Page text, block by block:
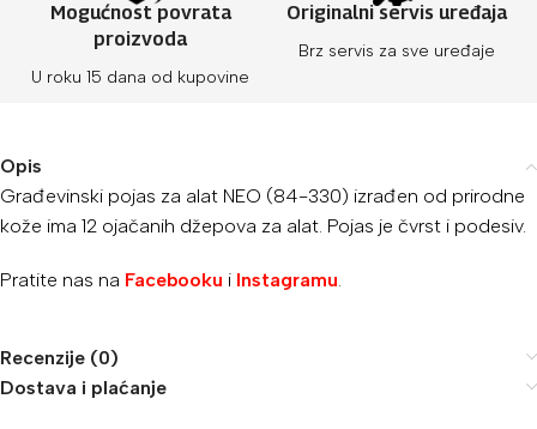
Mogućnost povrata
proizvoda
U roku 15 dana od kupovine
Originalni servis uređaja
Brz servis za sve uređaje
Opis
Građevinski pojas za alat NEO (84-330) izrađen od prirodne
kože ima 12 ojačanih džepova za alat. Pojas je čvrst i podesiv.
Pratite nas na Facebooku i Instagramu.
Recenzije (0)
Dostava i plaćanje